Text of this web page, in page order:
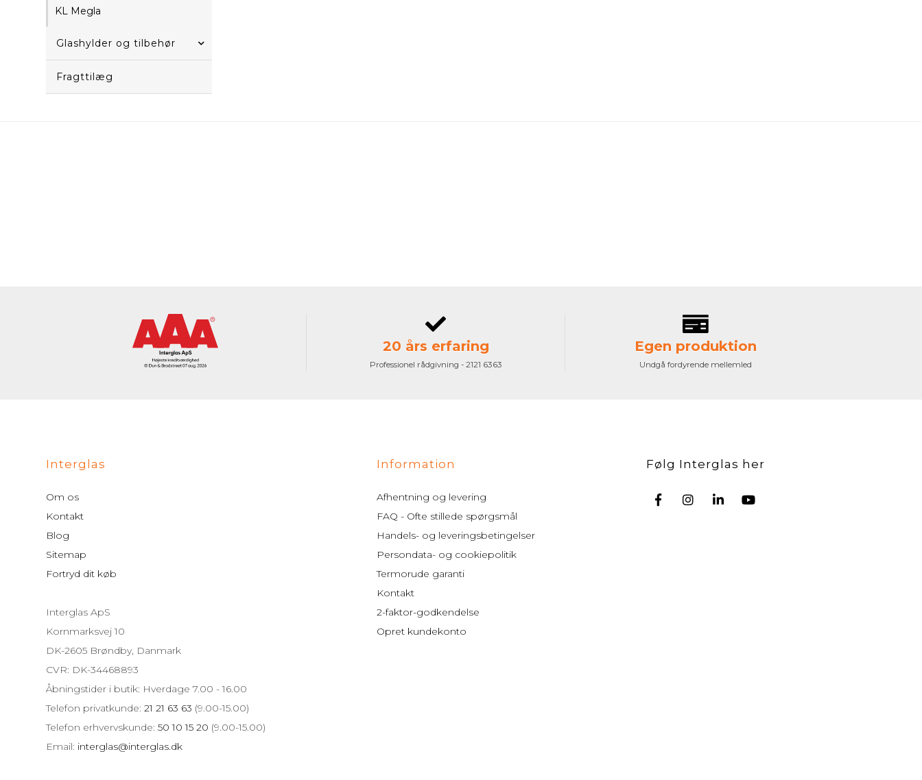
KL Megla
Glashylder og tilbehør
Fragttilæg
20 års erfaring
Professionel rådgivning - 2121 6363
Egen produktion
Undgå fordyrende mellemled
Interglas
Om os
Kontakt
Blog
Sitemap
Fortryd dit køb
Interglas ApS
Kornmarksvej 10
DK-2605 Brøndby, Danmark
CVR: DK-34468893
Åbningstider i butik: Hverdage 7.00 - 16.00
Telefon privatkunde:21 21 63 63 (9.00-15.00)
Telefon erhvervskunde:50 10 15 20 (9.00-15.00)
Email: interglas@interglas.dk
Information
Afhentning og levering
FAQ - Ofte stillede spørgsmål
Handels- og leveringsbetingelser
Persondata- og cookiepolitik
Termorude garanti
Kontakt
2-faktor-godkendelse
Opret kundekonto
Følg Interglas her